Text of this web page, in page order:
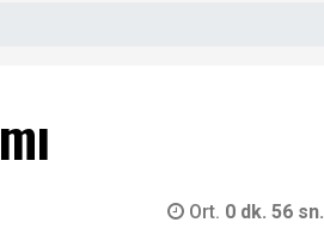
Ort. 0 dk. 56 sn.